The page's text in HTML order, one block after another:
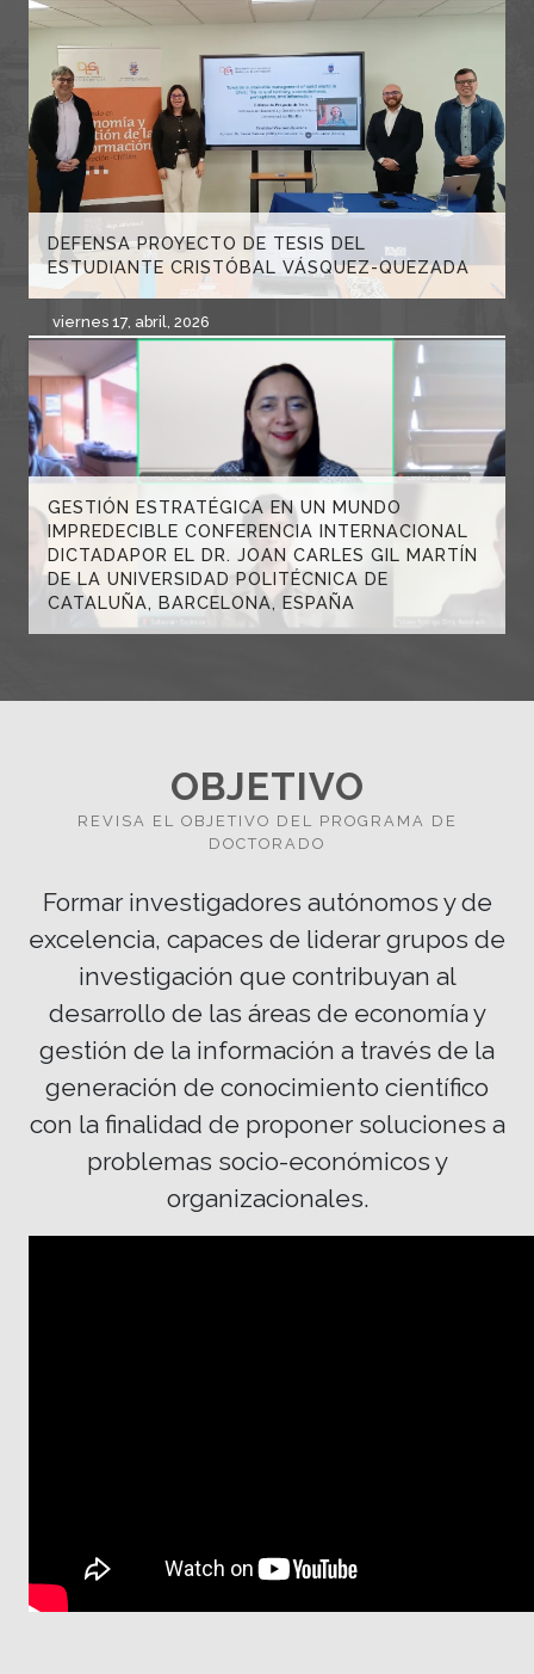
DEFENSA PROYECTO DE TESIS DEL
ESTUDIANTE CRISTÓBAL VÁSQUEZ-QUEZADA
viernes 17, abril, 2026
GESTIÓN ESTRATÉGICA EN UN MUNDO
IMPREDECIBLE CONFERENCIA INTERNACIONAL
DICTADAPOR EL DR. JOAN CARLES GIL MARTÍN
DE LA UNIVERSIDAD POLITÉCNICA DE
CATALUÑA, BARCELONA, ESPAÑA
OBJETIVO
REVISA EL OBJETIVO DEL PROGRAMA DE
DOCTORADO
Formar investigadores autónomos y de
excelencia, capaces de liderar grupos de
investigación que contribuyan al
desarrollo de las áreas de economía y
gestión de la información a través de la
generación de conocimiento científico
con la finalidad de proponer soluciones a
problemas socio-económicos y
organizacionales.